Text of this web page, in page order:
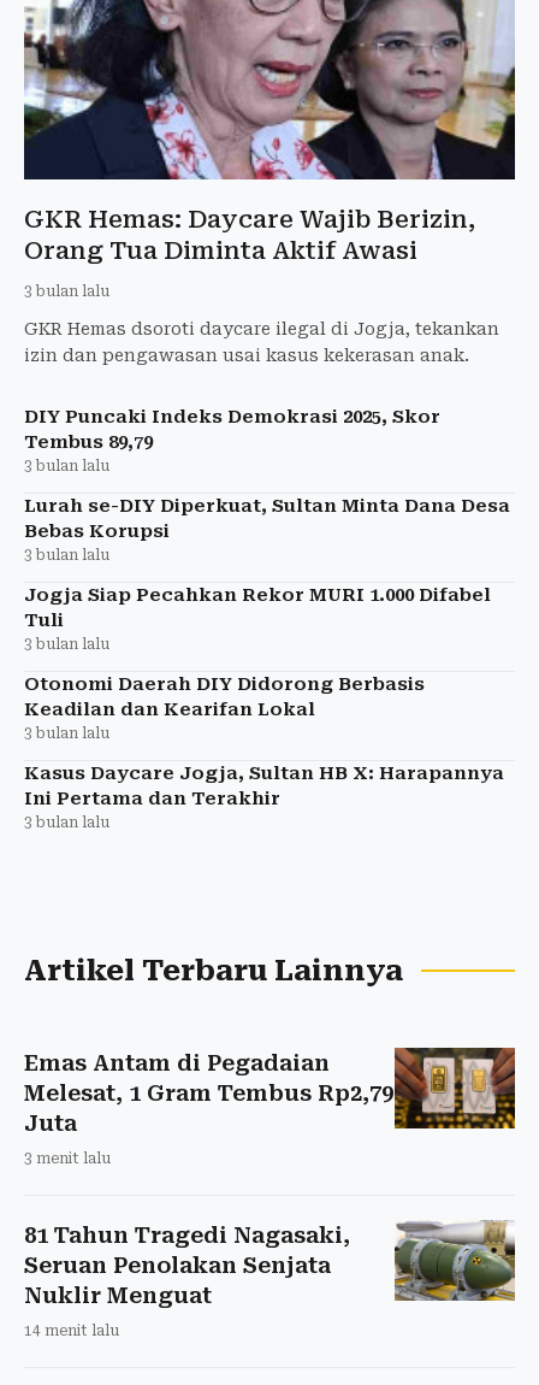
GKR Hemas: Daycare Wajib Berizin,
Orang Tua Diminta Aktif Awasi
3 bulan lalu
GKR Hemas dsoroti daycare ilegal di Jogja, tekankan
izin dan pengawasan usai kasus kekerasan anak.
DIY Puncaki Indeks Demokrasi 2025, Skor
Tembus 89,79
3 bulan lalu
Lurah se-DIY Diperkuat, Sultan Minta Dana Desa
Bebas Korupsi
3 bulan lalu
Jogja Siap Pecahkan Rekor MURI 1.000 Difabel
Tuli
3 bulan lalu
Otonomi Daerah DIY Didorong Berbasis
Keadilan dan Kearifan Lokal
3 bulan lalu
Kasus Daycare Jogja, Sultan HB X: Harapannya
Ini Pertama dan Terakhir
3 bulan lalu
Artikel Terbaru Lainnya
Emas Antam di Pegadaian
Melesat, 1 Gram Tembus Rp2,79
Juta
3 menit lalu
81 Tahun Tragedi Nagasaki,
Seruan Penolakan Senjata
Nuklir Menguat
14 menit lalu